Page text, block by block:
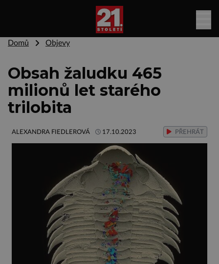
Domů Objevy
Obsah žaludku 465
milionů let starého
trilobita
ALEXANDRA FIEDLEROVÁ 17.10.2023 PŘEHRÁT